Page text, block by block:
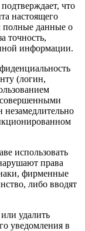
что
настоящего
полные данные о
точность,
информации.
(логин,
незамедлительно
использовать
права
фирменные
либо вводят
удалить
уведомления в